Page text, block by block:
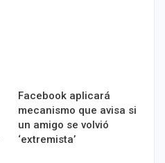
Facebook aplicará
mecanismo que avisa si
un amigo se volvió
‘extremista’